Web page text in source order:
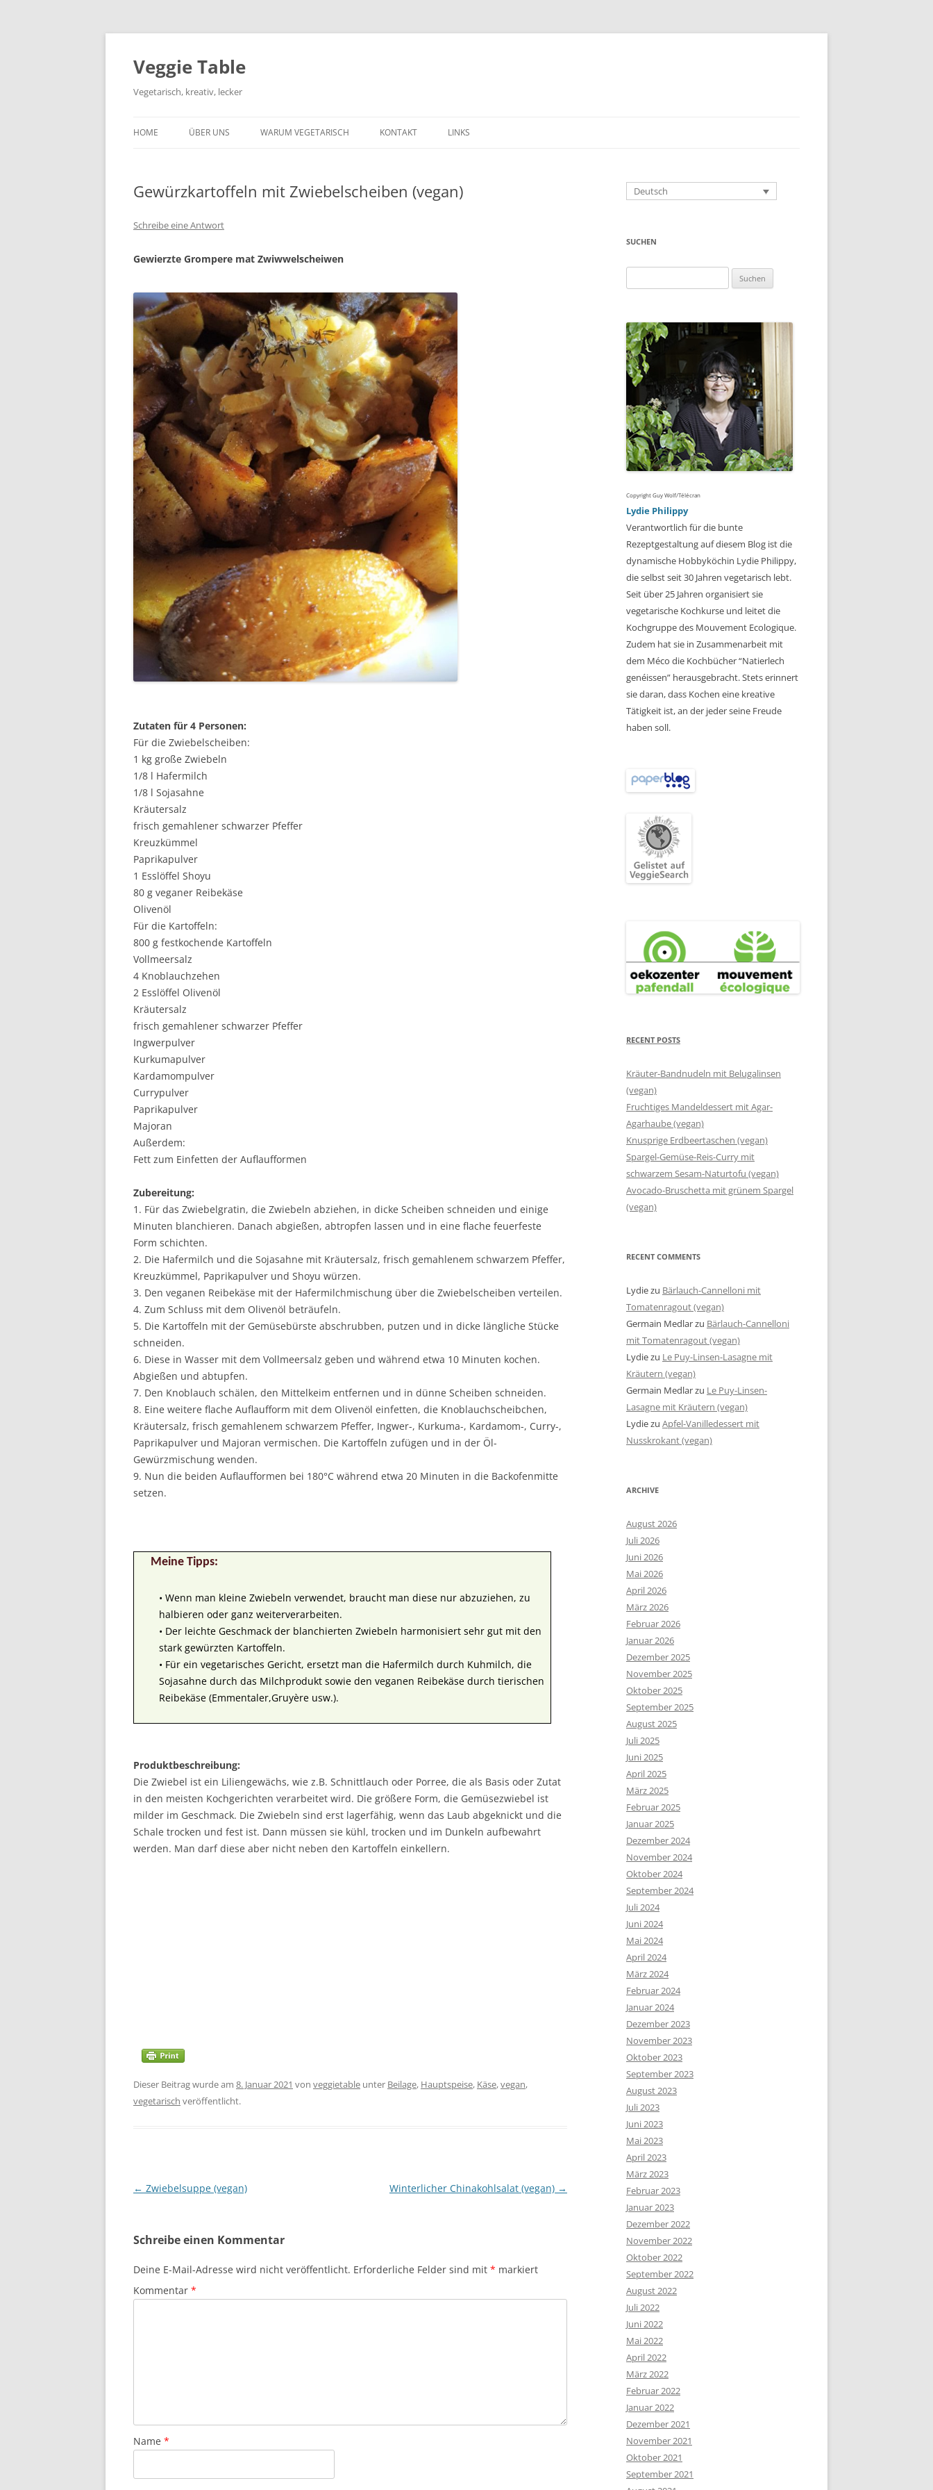
Zum
Veggie Table
Vegetarisch, kreativ, lecker
HOME ÜBER UNS WARUM VEGETARISCH KONTAKT LINKS
Gewürzkartoffeln mit Zwiebelscheiben (vegan)
Schreibe eine Antwort
Gewierzte Grompere mat Zwiwwelscheiwen
Zutaten für 4 Personen:
Für die Zwiebelscheiben:
1 kg große Zwiebeln
1/8 l Hafermilch
1/8 l Sojasahne
Kräutersalz
frisch gemahlener schwarzer Pfeffer
Kreuzkümmel
Paprikapulver
1 Esslöffel Shoyu
80 g veganer Reibekäse
Olivenöl
Für die Kartoffeln:
800 g festkochende Kartoffeln
Vollmeersalz
4 Knoblauchzehen
2 Esslöffel Olivenöl
Kräutersalz
frisch gemahlener schwarzer Pfeffer
Ingwerpulver
Kurkumapulver
Kardamompulver
Currypulver
Paprikapulver
Majoran
Außerdem:
Fett zum Einfetten der Auflaufformen
Zubereitung:
1. Für das Zwiebelgratin, die Zwiebeln abziehen, in dicke Scheiben schneiden und einige
Minuten blanchieren. Danach abgießen, abtropfen lassen und in eine flache feuerfeste
Form schichten.
2. Die Hafermilch und die Sojasahne mit Kräutersalz, frisch gemahlenem schwarzem Pfeffer,
Kreuzkümmel, Paprikapulver und Shoyu würzen.
3. Den veganen Reibekäse mit der Hafermilchmischung über die Zwiebelscheiben verteilen.
4. Zum Schluss mit dem Olivenöl beträufeln.
5. Die Kartoffeln mit der Gemüsebürste abschrubben, putzen und in dicke längliche Stücke
schneiden.
6. Diese in Wasser mit dem Vollmeersalz geben und während etwa 10 Minuten kochen.
Abgießen und abtupfen.
7. Den Knoblauch schälen, den Mittelkeim entfernen und in dünne Scheiben schneiden.
8. Eine weitere flache Auflaufform mit dem Olivenöl einfetten, die Knoblauchscheibchen,
Kräutersalz, frisch gemahlenem schwarzem Pfeffer, Ingwer-, Kurkuma-, Kardamom-, Curry-,
Paprikapulver und Majoran vermischen. Die Kartoffeln zufügen und in der Öl-
Gewürzmischung wenden.
9. Nun die beiden Auflaufformen bei 180°C während etwa 20 Minuten in die Backofenmitte
setzen.
Meine Tipps:
• Wenn man kleine Zwiebeln verwendet, braucht man diese nur abzuziehen, zu
halbieren oder ganz weiterverarbeiten.
• Der leichte Geschmack der blanchierten Zwiebeln harmonisiert sehr gut mit den
stark gewürzten Kartoffeln.
• Für ein vegetarisches Gericht, ersetzt man die Hafermilch durch Kuhmilch, die
Sojasahne durch das Milchprodukt sowie den veganen Reibekäse durch tierischen
Reibekäse (Emmentaler,Gruyère usw.).
Produktbeschreibung:
Die Zwiebel ist ein Liliengewächs, wie z.B. Schnittlauch oder Porree, die als Basis oder Zutat
in den meisten Kochgerichten verarbeitet wird. Die größere Form, die Gemüsezwiebel ist
milder im Geschmack. Die Zwiebeln sind erst lagerfähig, wenn das Laub abgeknickt und die
Schale trocken und fest ist. Dann müssen sie kühl, trocken und im Dunkeln aufbewahrt
werden. Man darf diese aber nicht neben den Kartoffeln einkellern.
Dieser Beitrag wurde am 8. Januar 2021 von veggietable unter Beilage, Hauptspeise, Käse,vegan,
vegetarisch veröffentlicht.
Beitragsnavigation
← Zwiebelsuppe (vegan) Winterlicher Chinakohlsalat (vegan) →
Schreibe einen Kommentar
Deine E-Mail-Adresse wird nicht veröffentlicht. Erforderliche Felder sind mit * markiert
Kommentar *
Name *
Deutsch
SUCHEN
nach:
Copyright Guy Wolf/Télécran
Lydie Philippy
Verantwortlich für die bunte
Rezeptgestaltung auf diesem Blog ist die
dynamische Hobbyköchin Lydie Philippy,
die selbst seit 30 Jahren vegetarisch lebt.
Seit über 25 Jahren organisiert sie
vegetarische Kochkurse und leitet die
Kochgruppe des Mouvement Ecologique.
Zudem hat sie in Zusammenarbeit mit
dem Méco die Kochbücher “Natierlech
genéissen” herausgebracht. Stets erinnert
sie daran, dass Kochen eine kreative
Tätigkeit ist, an der jeder seine Freude
haben soll.
RECENT POSTS
Kräuter-Bandnudeln mit Belugalinsen
(vegan)
Fruchtiges Mandeldessert mit Agar-
Agarhaube (vegan)
Knusprige Erdbeertaschen (vegan)
Spargel-Gemüse-Reis-Curry mit
schwarzem Sesam-Naturtofu (vegan)
Avocado-Bruschetta mit grünem Spargel
(vegan)
RECENT COMMENTS
Lydiezu Bärlauch-Cannelloni mit
Tomatenragout (vegan)
Germain Medlarzu Bärlauch-Cannelloni
mit Tomatenragout (vegan)
Lydiezu Le Puy-Linsen-Lasagne mit
Kräutern (vegan)
Germain Medlarzu Le Puy-Linsen-
Lasagne mit Kräutern (vegan)
Lydiezu Apfel-Vanilledessert mit
Nusskrokant (vegan)
ARCHIVE
August 2026
Juli 2026
Juni 2026
Mai 2026
April 2026
März 2026
Februar 2026
Januar 2026
Dezember 2025
November 2025
Oktober 2025
September 2025
August 2025
Juli 2025
Juni 2025
April 2025
März 2025
Februar 2025
Januar 2025
Dezember 2024
November 2024
Oktober 2024
September 2024
Juli 2024
Juni 2024
Mai 2024
April 2024
März 2024
Februar 2024
Januar 2024
Dezember 2023
November 2023
Oktober 2023
September 2023
August 2023
Juli 2023
Juni 2023
Mai 2023
April 2023
März 2023
Februar 2023
Januar 2023
Dezember 2022
November 2022
Oktober 2022
September 2022
August 2022
Juli 2022
Juni 2022
Mai 2022
April 2022
März 2022
Februar 2022
Januar 2022
Dezember 2021
November 2021
Oktober 2021
September 2021